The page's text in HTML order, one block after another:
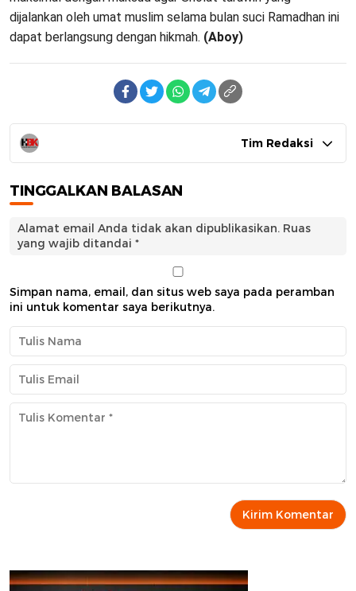
dijalankan oleh umat muslim selama bulan suci Ramadhan ini
dapat berlangsung dengan hikmah. (Aboy)
Tim Redaksi
TINGGALKAN BALASAN
Alamat email Anda tidak akan dipublikasikan. Ruas
yang wajib ditandai *
Simpan nama, email, dan situs web saya pada peramban
ini untuk komentar saya berikutnya.